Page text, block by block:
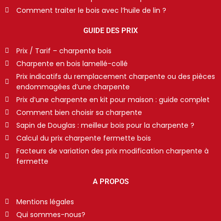
Comment traiter le bois avec l’huile de lin ?
GUIDE DES PRIX
Prix / Tarif – charpente bois
Charpente en bois lamellé-collé
Prix indicatifs du remplacement charpente ou des pièces
endommagées d’une charpente
Prix d’une charpente en kit pour maison : guide complet
Comment bien choisir sa charpente
Sapin de Douglas : meilleur bois pour la charpente ?
Calcul du prix charpente fermette bois
Facteurs de variation des prix modification charpente à
fermette
A PROPOS
Mentions légales
Qui sommes-nous?